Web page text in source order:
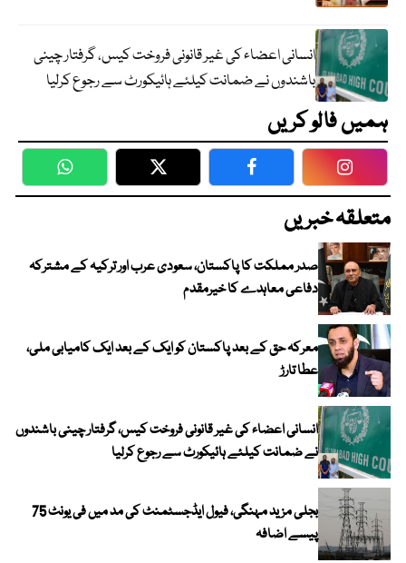
انسانی اعضاء کی غیر قانونی فروخت کیس، گرفتار چینی
باشندوں نے ضمانت کیلئے ہائیکورٹ سے رجوع کرلیا
ہمیں فالو کریں
WhatsApp Twitter Facebook
متعلقہ خبریں
صدر مملکت کا پاکستان، سعودی عرب اور ترکیہ کے مشترکہ
دفاعی معاہدے کا خیرمقدم
معرکہ حق کے بعد پاکستان کو ایک کے بعد ایک کامیابی ملی،
عطا تارڑ
انسانی اعضاء کی غیر قانونی فروخت کیس، گرفتار چینی باشندوں
نے ضمانت کیلئے ہائیکورٹ سے رجوع کرلیا
بجلی مزید مہنگی، فیول ایڈجسٹمنٹ کی مد میں فی یونٹ 75
پیسے اضافہ